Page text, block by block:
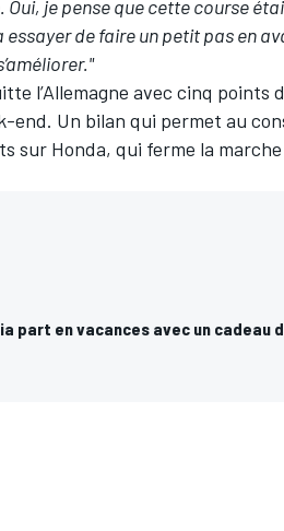
Oui, je pense que cette course
essayer de faire un petit pas en
l’Allemagne avec cinq points
end. Un bilan qui permet au
sur Honda, qui ferme la
part en vacances avec un cadeau